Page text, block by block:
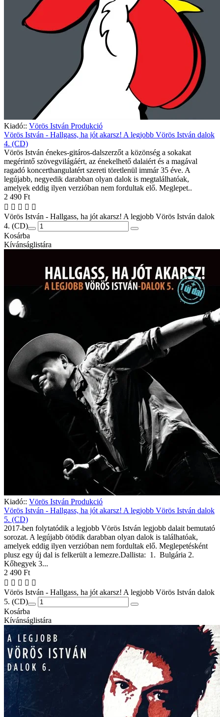
Kiadó:: Vörös István Produkció
Vörös István - Hallgass, ha jót akarsz! A legjobb Vörös István dalok
4. (CD)
Vörös István énekes-gitáros-dalszerzőt a közönség a sokakat
megérintő szövegvilágáért, az énekelhető dalaiért és a magával
ragadó koncerthangulatért szereti töretlenül immár 35 éve. A
legújabb, negyedik darabban olyan dalok is megtalálhatóak,
amelyek eddig ilyen verzióban nem fordultak elő. Meglepet..
2 490 Ft
Vörös István - Hallgass, ha jót akarsz! A legjobb Vörös István dalok
4. (CD)
Kosárba
Kívánságlistára
Kiadó:: Vörös István Produkció
Vörös István - Hallgass, ha jót akarsz! A legjobb Vörös István dalok
5. (CD)
2017-ben folytatódik a legjobb Vörös István legjobb dalait bemutató
sorozat. A legújabb ötödik darabban olyan dalok is találhatóak,
amelyek eddig ilyen verzióban nem fordultak elő. Meglepetésként
plusz egy új dal is felkerült a lemezre.Dallista: 1. Bulgária 2.
Kőhegyek 3...
2 490 Ft
Vörös István - Hallgass, ha jót akarsz! A legjobb Vörös István dalok
5. (CD)
Kosárba
Kívánságlistára